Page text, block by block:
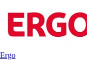
Ergo